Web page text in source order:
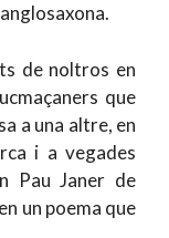
de noltros en
que
a una altre, en
i a vegades
Pau Janer de
un poema que